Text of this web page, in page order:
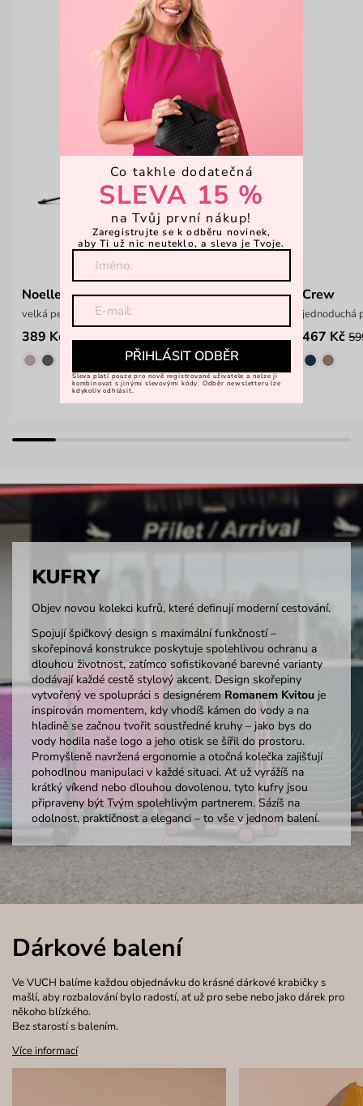
Noelle
velká peněženka na patent
389 Kč 599 Kč
Crew
jednoduchá
467 Kč
KUFRY
Objev novou kolekci kufrů, které definují moderní cestování.
Spojují špičkový design s maximální funkčností –
skořepinová konstrukce poskytuje spolehlivou ochranu a
dlouhou životnost, zatímco sofistikované barevné varianty
dodávají každé cestě stylový akcent. Design skořepiny
vytvořený ve spolupráci s designérem Romanem Kvitouje
inspirován momentem, kdy vhodíš kámen do vody a na
hladině se začnou tvořit soustředné kruhy – jako bys do
vody hodila naše logo a jeho otisk se šířil do prostoru.
Promyšleně navržená ergonomie a otočná kolečka zajišťují
pohodlnou manipulaci v každé situaci. Ať už vyrážíš na
krátký víkend nebo dlouhou dovolenou, tyto kufry jsou
připraveny být Tvým spolehlivým partnerem. Sázíš na
odolnost, praktičnost a eleganci – to vše v jednom balení.
Dárkové balení
Ve VUCH balíme každou objednávku do krásné dárkové krabičky s
mašlí, aby rozbalování bylo radostí, ať už pro sebe nebo jako dárek pro
někoho blízkého.
Bez starostí s balením.
Více informací
Co takhle dodatečná
SLEVA 15 %
na Tvůj první nákup!
Zaregistrujte se k odběru novinek,
aby Ti už nic neuteklo, a sleva je Tvoje.
PŘIHLÁSIT ODBĚR
Sleva platí pouze pro nově registrované uživatele a nelze ji
kombinovat s jinými slevovými kódy. Odběr newsletteru lze
kdykoliv odhlásit.